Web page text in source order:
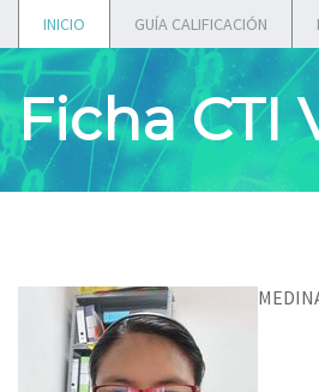
INICIO GUÍA CALIFICACIÓN
Ficha CTI